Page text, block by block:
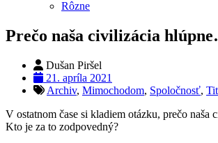
Rôzne
Prečo naša civilizácia
Dušan Piršel
21. apríla 2021
Archiv, Mimochodom, Spoločnosť,
V ostatnom čase si kladiem otázku, prečo naša
Kto je za to zodpovedný?